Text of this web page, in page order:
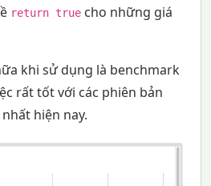
return truecho những giá
khi sử dụng là benchmark
rất tốt với các phiên bản
hiện nay.